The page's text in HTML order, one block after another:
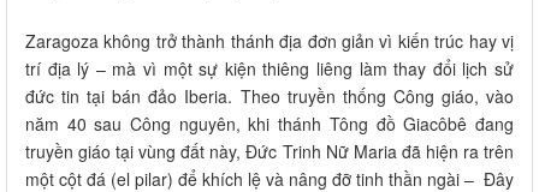
Zaragoza không trở thành thánh địa đơn giản vì kiến trúc hay vị
trí địa lý – mà vì một sự kiện thiêng liêng làm thay đổi lịch sử
đức tin tại bán đảo Iberia. Theo truyền thống Công giáo, vào
năm 40 sau Công nguyên, khi thánh Tông đồ Giacôbê đang
truyền giáo tại vùng đất này, Đức Trinh Nữ Maria đã hiện ra trên
một cột đá (el pilar) để khích lệ và nâng đỡ tinh thần ngài – Đây